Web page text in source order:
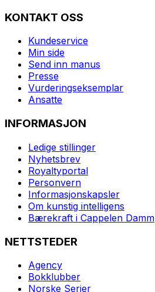
KONTAKT OSS
Kundeservice
Min side
Send inn manus
Presse
Vurderingseksemplar
Ansatte
INFORMASJON
Ledige stillinger
Nyhetsbrev
Royaltyportal
Personvern
Informasjonskapsler
Om kunstig intelligens
Bærekraft i Cappelen Damm
NETTSTEDER
Agency
Bokklubber
Norske Serier